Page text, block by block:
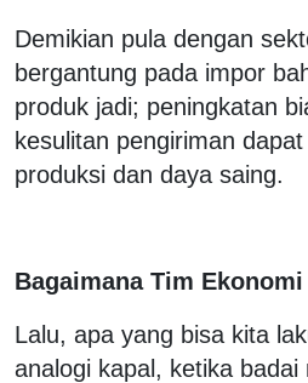
Demikian pula dengan
bergantung pada impor
produk jadi; peningkatan
kesulitan pengiriman
produksi dan daya saing.
Bagaimana Tim
Lalu, apa yang bisa kita
analogi kapal, ketika